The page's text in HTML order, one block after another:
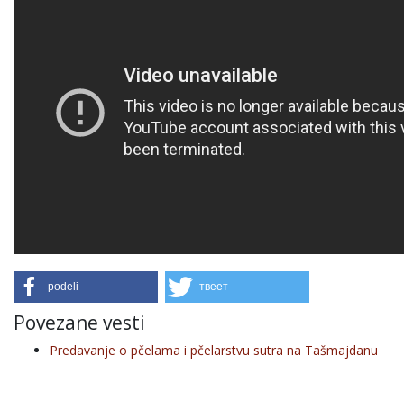
podeli твеет
Povezane vesti
Predavanje o pčelama i pčelarstvu sutra na Tašmajdanu